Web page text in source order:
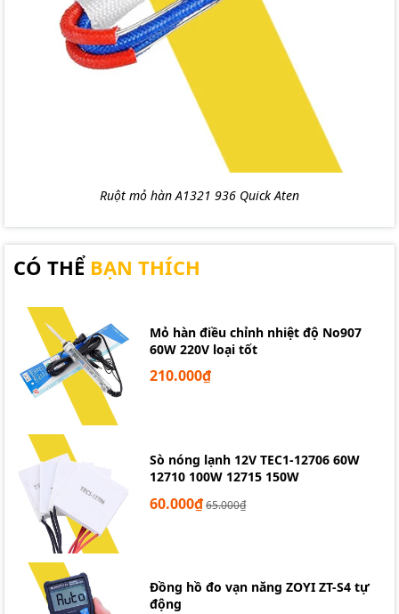
Ruột mỏ hàn A1321 936 Quick Aten
CÓ THỂ BẠN THÍCH
Mỏ hàn điều chỉnh nhiệt độ No907
60W 220V loại tốt
210.000₫
Sò nóng lạnh 12V TEC1-12706 60W
12710 100W 12715 150W
60.000₫65.000₫
Đồng hồ đo vạn năng ZOYI ZT-S4 tự
động